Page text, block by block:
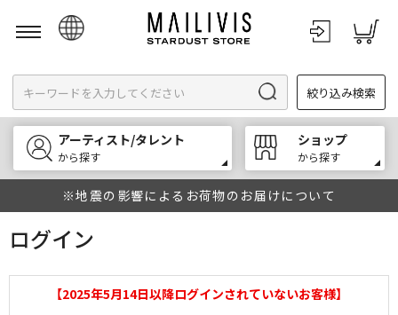
English
한국어
中文
絞り込み検索
アーティスト/タレント
から探す
ショップ
から探す
※地震の影響によるお荷物のお届けについて
ログイン
【2025年5月14日以降ログインされていないお客様】